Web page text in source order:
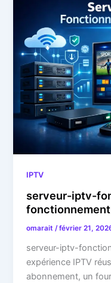
IPTV
serveur-iptv-
omarait/février 21,
serveur-iptv-
expérience IPTV
abonnement, un